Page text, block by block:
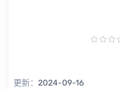
更新： 2024-09-16